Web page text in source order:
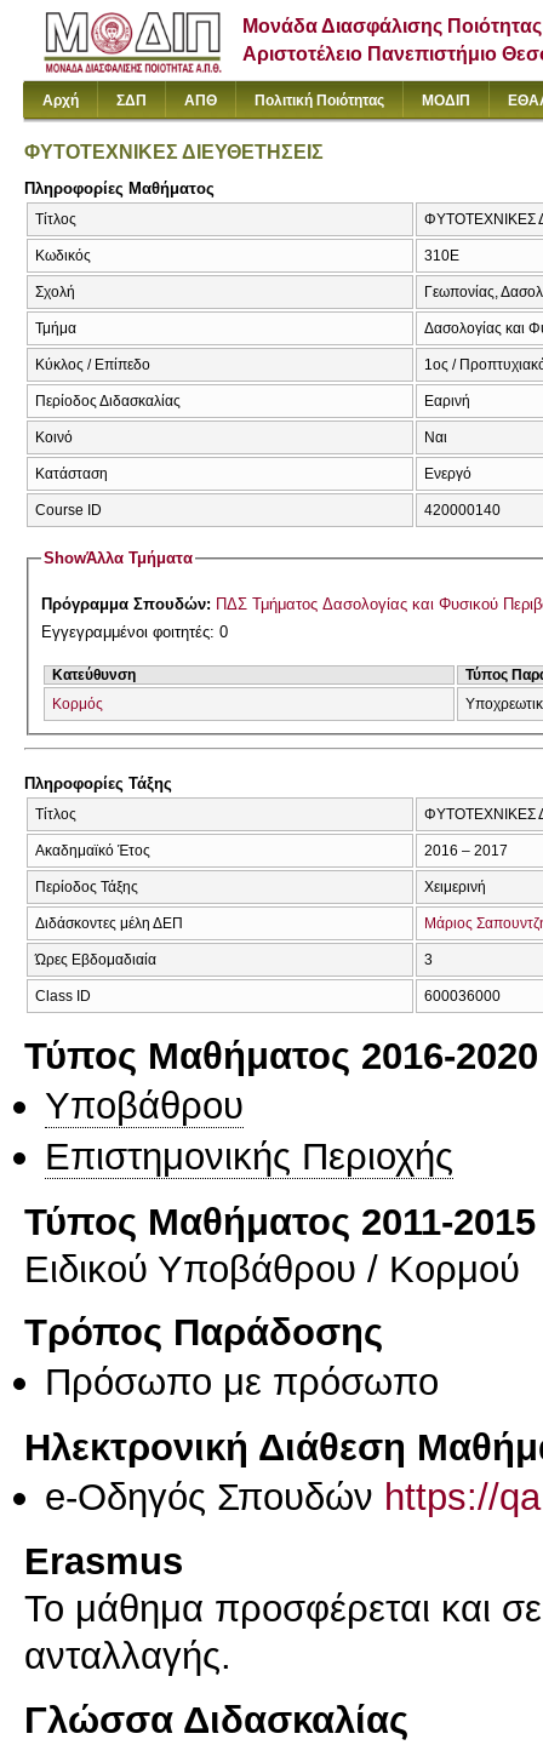
Μονάδα Διασφάλισης Ποιότητας
Αριστοτέλειο Πανεπιστήμιο
Αρχή ΣΔΠ ΑΠΘ Πολιτική Ποιότητας ΜΟΔΙΠ
ΦΥΤΟΤΕΧΝΙΚΕΣ ΔΙΕΥΘΕΤΗΣΕΙΣ
Πληροφορίες Μαθήματος
Τίτλος ΦΥΤΟΤΕΧΝΙΚΕΣ
Κωδικός 310Ε
Σχολή Γεωπονίας,
Τμήμα Δασολογίας και
Κύκλος / Επίπεδο 1ος /
Περίοδος Διδασκαλίας Εαρινή
Κοινό Ναι
Κατάσταση Ενεργό
Course ID 420000140
ShowΆλλα Τμήματα
Πρόγραμμα Σπουδών: ΠΔΣ Τμήματος Δασολογίας και Φυσικού
Εγγεγραμμένοι φοιτητές: 0
Κατεύθυνση
Τύπος
Κορμός
Πληροφορίες Τάξης
Τίτλος ΦΥΤΟΤΕΧΝΙΚΕΣ
Ακαδημαϊκό Έτος 2016 – 2017
Περίοδος Τάξης Χειμερινή
Διδάσκοντες μέλη ΔΕΠ Μάριος
Ώρες Εβδομαδιαία 3
Class ID 600036000
Τύπος Μαθήματος 2016-2020
Υποβάθρου
Επιστημονικής Περιοχής
Τύπος Μαθήματος 2011-2015
Ειδικού Υποβάθρου / Κορμού
Τρόπος Παράδοσης
Πρόσωπο με πρόσωπο
Ηλεκτρονική Διάθεση
e-Οδηγός Σπουδών https://
Erasmus
Το μάθημα προσφέρεται και
ανταλλαγής.
Γλώσσα Διδασκαλίας